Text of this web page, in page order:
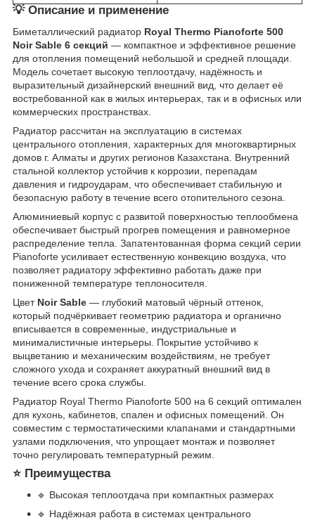
💡 Описание и применение
Биметаллический радиатор Royal Thermo Pianoforte 500
Noir Sable 6 секций — компактное и эффективное решение
для отопления помещений небольшой и средней площади.
Модель сочетает высокую теплоотдачу, надёжность и
выразительный дизайнерский внешний вид, что делает её
востребованной как в жилых интерьерах, так и в офисных или
коммерческих пространствах.
Радиатор рассчитан на эксплуатацию в системах
центрального отопления, характерных для многоквартирных
домов г. Алматы и других регионов Казахстана. Внутренний
стальной коллектор устойчив к коррозии, перепадам
давления и гидроударам, что обеспечивает стабильную и
безопасную работу в течение всего отопительного сезона.
Алюминиевый корпус с развитой поверхностью теплообмена
обеспечивает быстрый прогрев помещения и равномерное
распределение тепла. Запатентованная форма секций серии
Pianoforte усиливает естественную конвекцию воздуха, что
позволяет радиатору эффективно работать даже при
пониженной температуре теплоносителя.
Цвет Noir Sable — глубокий матовый чёрный оттенок,
который подчёркивает геометрию радиатора и органично
вписывается в современные, индустриальные и
минималистичные интерьеры. Покрытие устойчиво к
выцветанию и механическим воздействиям, не требует
сложного ухода и сохраняет аккуратный внешний вид в
течение всего срока службы.
Радиатор Royal Thermo Pianoforte 500 на 6 секций оптимален
для кухонь, кабинетов, спален и офисных помещений. Он
совместим с термостатическими клапанами и стандартными
узлами подключения, что упрощает монтаж и позволяет
точно регулировать температурный режим.
⭐ Преимущества
🔹 Высокая теплоотдача при компактных размерах
🔹 Надёжная работа в системах центрального